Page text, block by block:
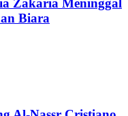
Zakaria Meninggal
Biara